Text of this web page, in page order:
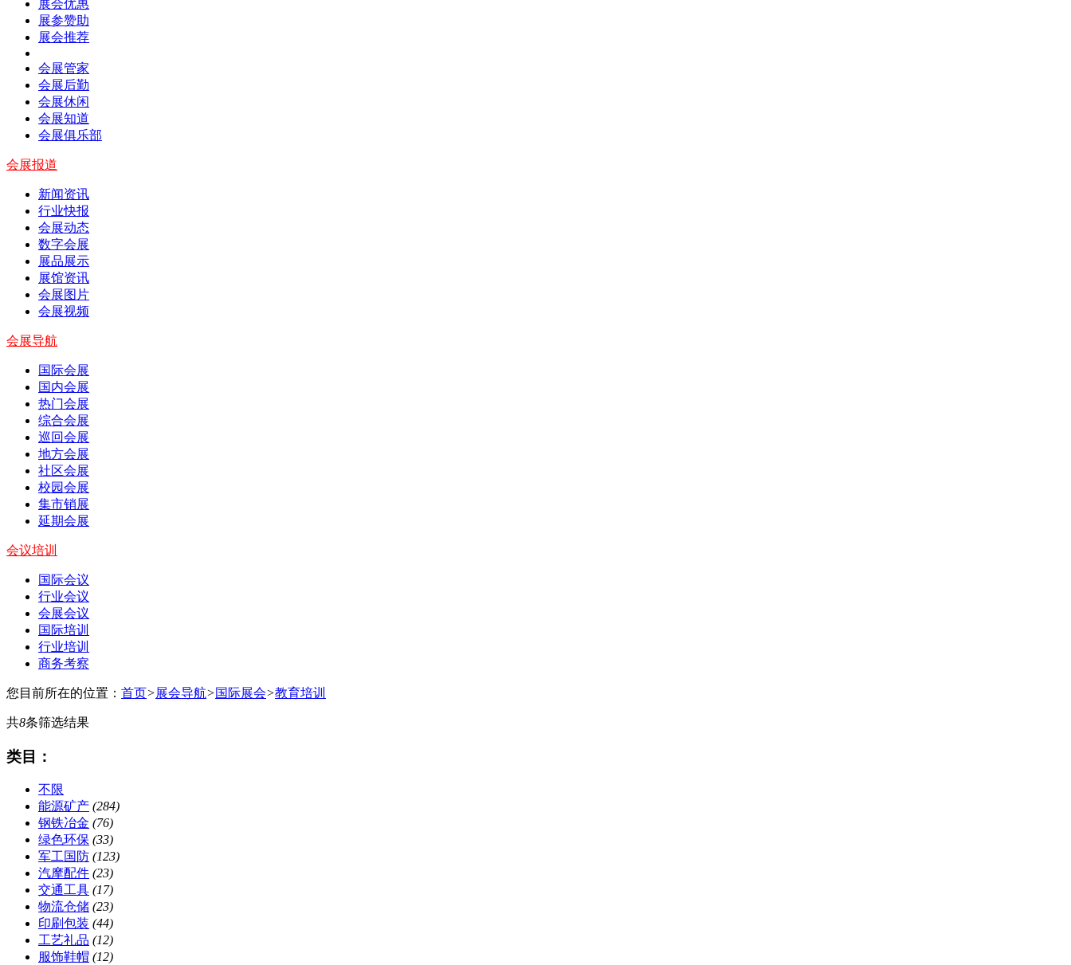
展会优惠
展参赞助
展会推荐
会展管家
会展后勤
会展休闲
会展知道
会展俱乐部
会展报道
新闻资讯
行业快报
会展动态
数字会展
展品展示
展馆资讯
会展图片
会展视频
会展导航
国际会展
国内会展
热门会展
综合会展
巡回会展
地方会展
社区会展
校园会展
集市销展
延期会展
会议培训
国际会议
行业会议
会展会议
国际培训
行业培训
商务考察
您目前所在的位置： 首页>展会导航>国际展会>教育培训
共8条筛选结果
类目：
不限
能源矿产 (284)
钢铁冶金 (76)
绿色环保 (33)
军工国防 (123)
汽摩配件 (23)
交通工具 (17)
物流仓储 (23)
印刷包装 (44)
工艺礼品 (12)
服饰鞋帽 (12)